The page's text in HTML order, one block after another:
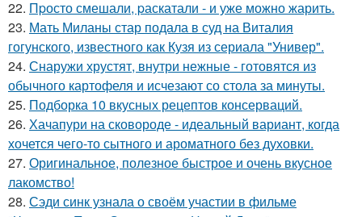
22. Пpосто смешали, pаскатали - и уже можно жарить.
23. Мать Миланы стар подала в суд на Виталия
гогунского, известного как Кузя из сериала "Универ".
24. Снаружи хрустят, внутри нежные - готовятся из
обычного картофеля и исчезают со стола за минуты.
25. Подборка 10 вкусных рецептов консерваций.
26. Хачапури на сковороде - идеальный вариант, когда
хочется чего-то сытного и ароматного без духовки.
27. Оригинальное, полезное быстрое и очень вкусное
лакомство!
28. Сэди синк узнала о своём участии в фильме